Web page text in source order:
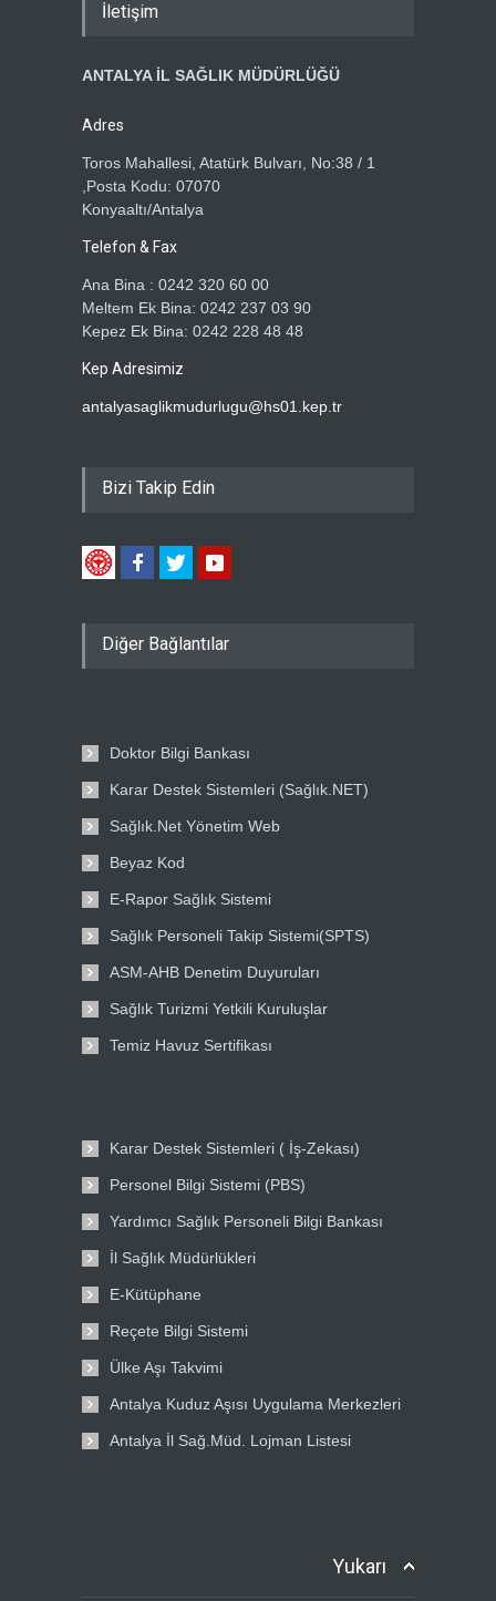
İletişim
ANTALYA İL SAĞLIK MÜDÜRLÜĞÜ
Adres
Toros Mahallesi, Atatürk Bulvarı, No:38 / 1
,Posta Kodu: 07070
Konyaaltı/Antalya
Telefon & Fax
Ana Bina : 0242 320 60 00
Meltem Ek Bina: 0242 237 03 90
Kepez Ek Bina: 0242 228 48 48
Kep Adresimiz
antalyasaglikmudurlugu@hs01.kep.tr
Bizi Takip Edin
Diğer Bağlantılar
Doktor Bilgi Bankası
Karar Destek Sistemleri (Sağlık.NET)
Sağlık.Net Yönetim Web
Beyaz Kod
E-Rapor Sağlık Sistemi
Sağlık Personeli Takip Sistemi(SPTS)
ASM-AHB Denetim Duyuruları
Sağlık Turizmi Yetkili Kuruluşlar
Temiz Havuz Sertifikası
Karar Destek Sistemleri ( İş-Zekası)
Personel Bilgi Sistemi (PBS)
Yardımcı Sağlık Personeli Bilgi Bankası
İl Sağlık Müdürlükleri
E-Kütüphane
Reçete Bilgi Sistemi
Ülke Aşı Takvimi
Antalya Kuduz Aşısı Uygulama Merkezleri
Antalya İl Sağ.Müd. Lojman Listesi
Yukarı